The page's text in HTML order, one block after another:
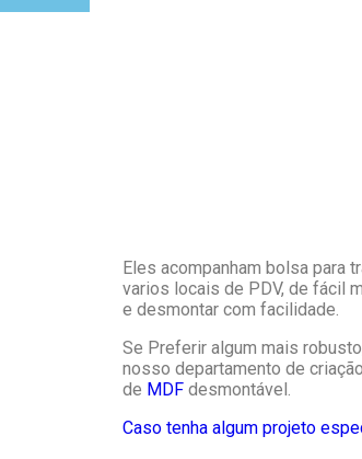
Eles acompanham bolsa para
varios locais de PDV, de fácil
e desmontar com facilidade.
Se Preferir algum mais
nosso departamento de
de MDF desmontável.
Caso tenha algum projeto